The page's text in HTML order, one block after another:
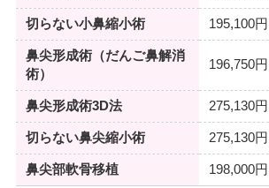
切らない小鼻縮小術 195,100円
鼻尖形成術（だんご鼻解消
術）
196,750円
鼻尖形成術3D法 275,130円
切らない鼻尖縮小術 275,130円
鼻尖部軟骨移植 198,000円